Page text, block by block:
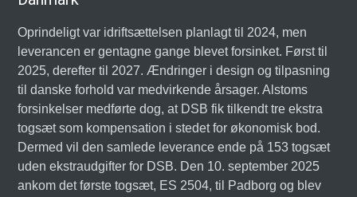
Oprindeligt var idriftsættelsen planlagt til 2024, men
leverancen er gentagne gange blevet forsinket. Først til
2025, derefter til 2027. Ændringer i design og tilpasning
til danske forhold var medvirkende årsager. Alstoms
forsinkelser medførte dog, at DSB fik tilkendt tre ekstra
togsæt som kompensation i stedet for økonomisk bod.
Dermed vil den samlede leverance ende på 153 togsæt
uden ekstraudgifter for DSB. Den 10. september 2025
ankom det første togsæt, ES 2504, til Padborg og blev